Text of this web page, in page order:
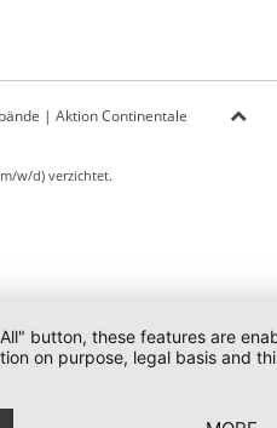
| Aktion Continentale
w/d) verzichtet.
button, these features are
on purpose, legal basis and